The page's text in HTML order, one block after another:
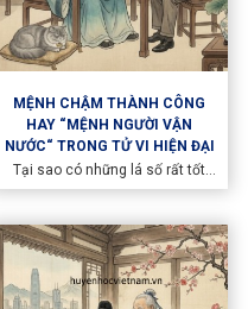
MỆNH CHẬM THÀNH CÔNG
HAY “MỆNH NGƯỜI VẬN
NƯỚC“ TRONG TỬ VI HIỆN ĐẠI
Tại sao có những lá số rất tốt
nhưng lại thành công muộn?
về sự giao thoa giữa Mệnh - Vận -
Thế và lời khuyên cho người "hậu
phát" khi xem tử vi 2026.